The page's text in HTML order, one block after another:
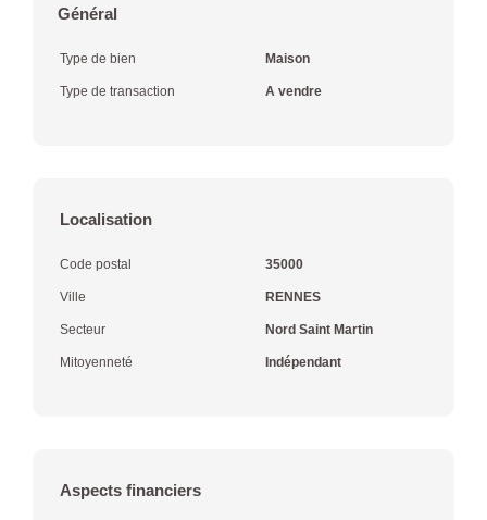
Général
Type de bien Maison
Type de transaction A vendre
Localisation
Code postal 35000
Ville RENNES
Secteur Nord Saint Martin
Mitoyenneté Indépendant
Aspects financiers